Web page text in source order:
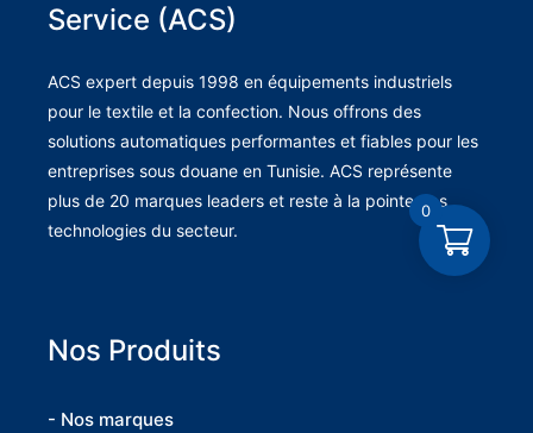
Service (ACS)
ACS expert depuis 1998 en équipements industriels
pour le textile et la confection. Nous offrons des
solutions automatiques performantes et fiables pour les
entreprises sous douane en Tunisie. ACS représente
plus de 20 marques leaders et reste à la pointe des
technologies du secteur.
Nos Produits
- Nos marques
0